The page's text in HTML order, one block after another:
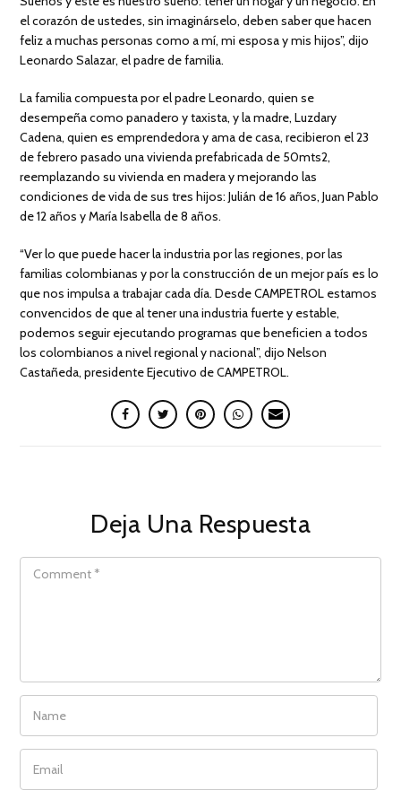
el corazón de ustedes, sin imaginárselo, deben saber que hacen
feliz a muchas personas como a mí, mi esposa y mis hijos”, dijo
Leonardo Salazar, el padre de familia.
La familia compuesta por el padre Leonardo, quien se
desempeña como panadero y taxista, y la madre, Luzdary
Cadena, quien es emprendedora y ama de casa, recibieron el 23
de febrero pasado una vivienda prefabricada de 50mts2,
reemplazando su vivienda en madera y mejorando las
condiciones de vida de sus tres hijos: Julián de 16 años, Juan Pablo
de 12 años y María Isabella de 8 años.
“Ver lo que puede hacer la industria por las regiones, por las
familias colombianas y por la construcción de un mejor país es lo
que nos impulsa a trabajar cada día. Desde CAMPETROL estamos
convencidos de que al tener una industria fuerte y estable,
podemos seguir ejecutando programas que beneficien a todos
los colombianos a nivel regional y nacional”, dijo Nelson
Castañeda, presidente Ejecutivo de CAMPETROL.
Deja Una Respuesta
COMMENT
NAME
EMAIL